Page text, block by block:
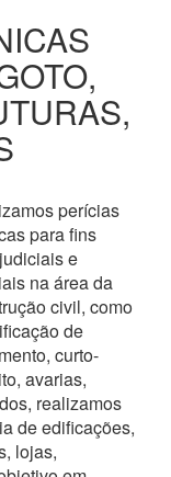
perícias
para fins
e
na área da
civil, como
de
curto-
avarias,
realizamos
de edificações,
lojas,